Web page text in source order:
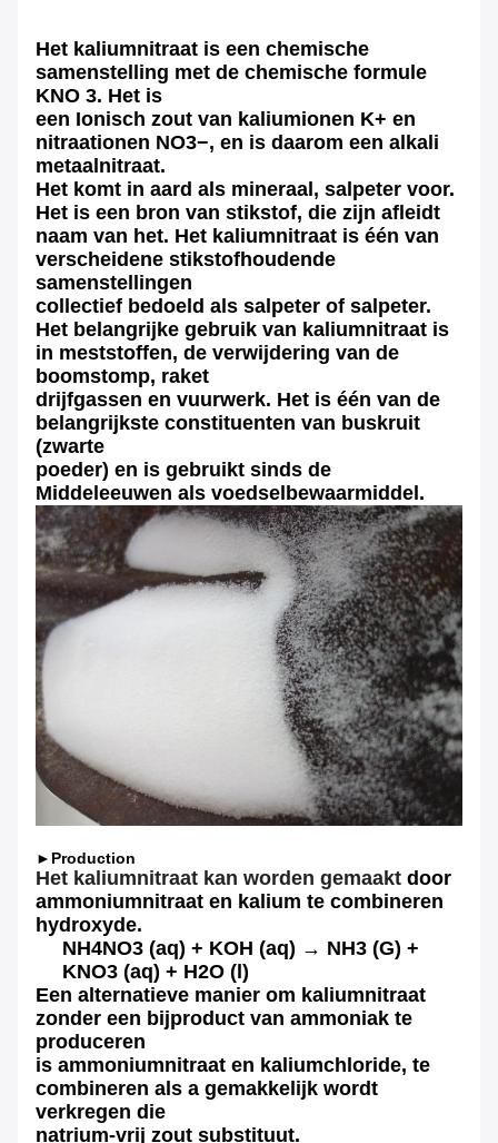
Het kaliumnitraat is een chemische
samenstelling met de chemische formule
KNO 3. Het is
een Ionisch zout van kaliumionen K+ en
nitraationen NO3−, en is daarom een alkali
metaalnitraat.
Het komt in aard als mineraal, salpeter voor.
Het is een bron van stikstof, die zijn afleidt
naam van het. Het kaliumnitraat is één van
verscheidene stikstofhoudende
samenstellingen
collectief bedoeld als salpeter of salpeter.
Het belangrijke gebruik van kaliumnitraat is
in meststoffen, de verwijdering van de
boomstomp, raket
drijfgassen en vuurwerk. Het is één van de
belangrijkste constituenten van buskruit
(zwarte
poeder) en is gebruikt sinds de
Middeleeuwen als voedselbewaarmiddel.
►Production
Het kaliumnitraat kan worden gemaakt door
ammoniumnitraat en kalium te combineren
hydroxyde.
NH4NO3 (aq) + KOH (aq) → NH3 (G) +
KNO3 (aq) + H2O (l)
Een alternatieve manier om kaliumnitraat
zonder een bijproduct van ammoniak te
produceren
is ammoniumnitraat en kaliumchloride, te
combineren als a gemakkelijk wordt
verkregen die
natrium-vrij zout substituut.